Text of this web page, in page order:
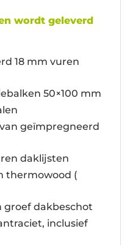
wordt geleverd
18 mm vuren
50×100 mm
geïmpregneerd
daklijsten
thermowood (
groef dakbeschot
inclusief